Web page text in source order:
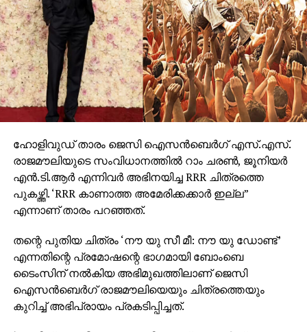
തിയേറ്ററുകളിലേക്ക് എത്തും.
ഹോളിവുഡ് താരം ജെസി ഐസന്‍ബെര്‍ഗ് എസ്.എസ്.
എന്‍.ടി.ആര്‍ എന്നിവര്‍ അഭിനയിച്ച RRR ചിത്രത്തെ
പുകഴ്ത്തി. ‘RRR കാണാത്ത അമേരിക്കക്കാര്‍ ഇല്ല”
എന്നാണ് താരം പറഞ്ഞത്.
തന്റെ പുതിയ ചിത്രം ‘നൗ യു സീ മീ: നൗ യു ഡോണ്ട്’
ടൈംസിന് നല്‍കിയ അഭിമുഖത്തിലാണ് ജെസി
ഐസന്‍ബെര്‍ഗ് രാജമൗലിയെയും ചിത്രത്തെയും
കുറിച്ച് അഭിപ്രായം പ്രകടിപ്പിച്ചത്.
‘അവിശ്വസനീയമായ മേക്കിങ്ങാണ് RRR ന്റെത്.